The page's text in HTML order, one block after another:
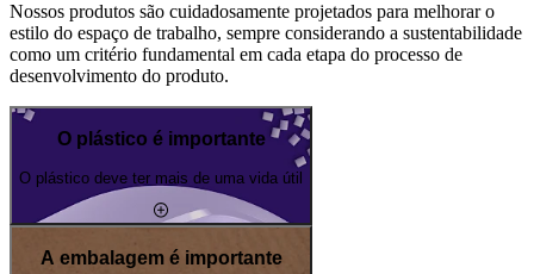
Nossos produtos são cuidadosamente projetados para melhorar o
estilo do espaço de trabalho, sempre considerando a sustentabilidade
como um critério fundamental em cada etapa do processo de
desenvolvimento do produto.
O plástico é importante
O plástico deve ter mais de uma vida útil
A embalagem é importante